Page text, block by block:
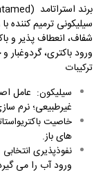
برند استراتامد
سیلیکونی ترمیم کننده
شفاف، انعطاف پذیر و
ورود باکتری،
ترکیبات
سیلیکون: عامل
غیرطبیعی؛ نرم
خاصیت
های باز.
نفوذپذیری انتخابی
ورود آب را می